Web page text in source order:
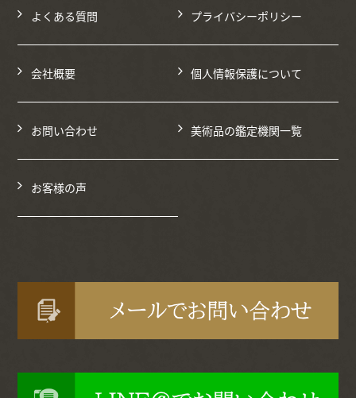
よくある質問 プライバシーポリシー
会社概要 個人情報保護について
お問い合わせ 美術品の鑑定機関一覧
お客様の声